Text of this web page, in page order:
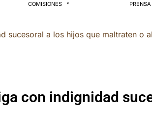
COMISIONES PRENSA
a los hijos que maltraten o
con indignidad